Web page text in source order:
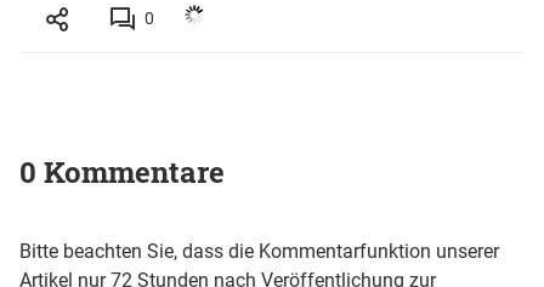
0
0 Kommentare
Bitte beachten Sie, dass die Kommentarfunktion unserer
Artikel nur 72 Stunden nach Veröffentlichung zur